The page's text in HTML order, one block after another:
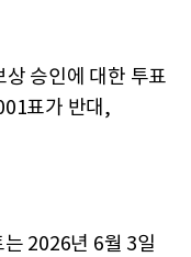
상 승인에 대한 투표
표가 반대,
2026년 6월 3일